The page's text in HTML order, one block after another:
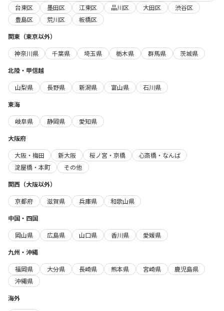
台東区
墨田区 江東区 品川区 大田区
渋谷区
豊島区
荒川区
板橋区
関東（東京以外）
神奈川県
千葉県 埼玉県 栃木県 群馬県
茨城県
北陸・甲信越
山梨県
長野県 新潟県 富山県
石川県
東海
岐阜県
静岡県
愛知県
大阪府
大阪・梅田
新大阪 桜ノ宮・京橋
心斎橋・なんば
淀屋橋・本町
その他
関西（大阪以外）
京都府
滋賀県 兵庫県
和歌山県
中国・四国
岡山県
広島県 山口県 香川県
愛媛県
九州・沖縄
福岡県
大分県 長崎県 熊本県 宮崎県
鹿児島県
沖縄県
海外